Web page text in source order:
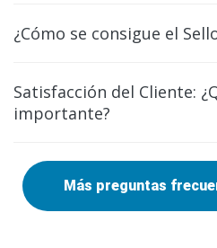
¿Cómo se consigue el
Satisfacción del Cliente:
importante?
Más preguntas